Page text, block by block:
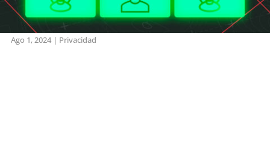
Ago 1, 2024| Privacidad